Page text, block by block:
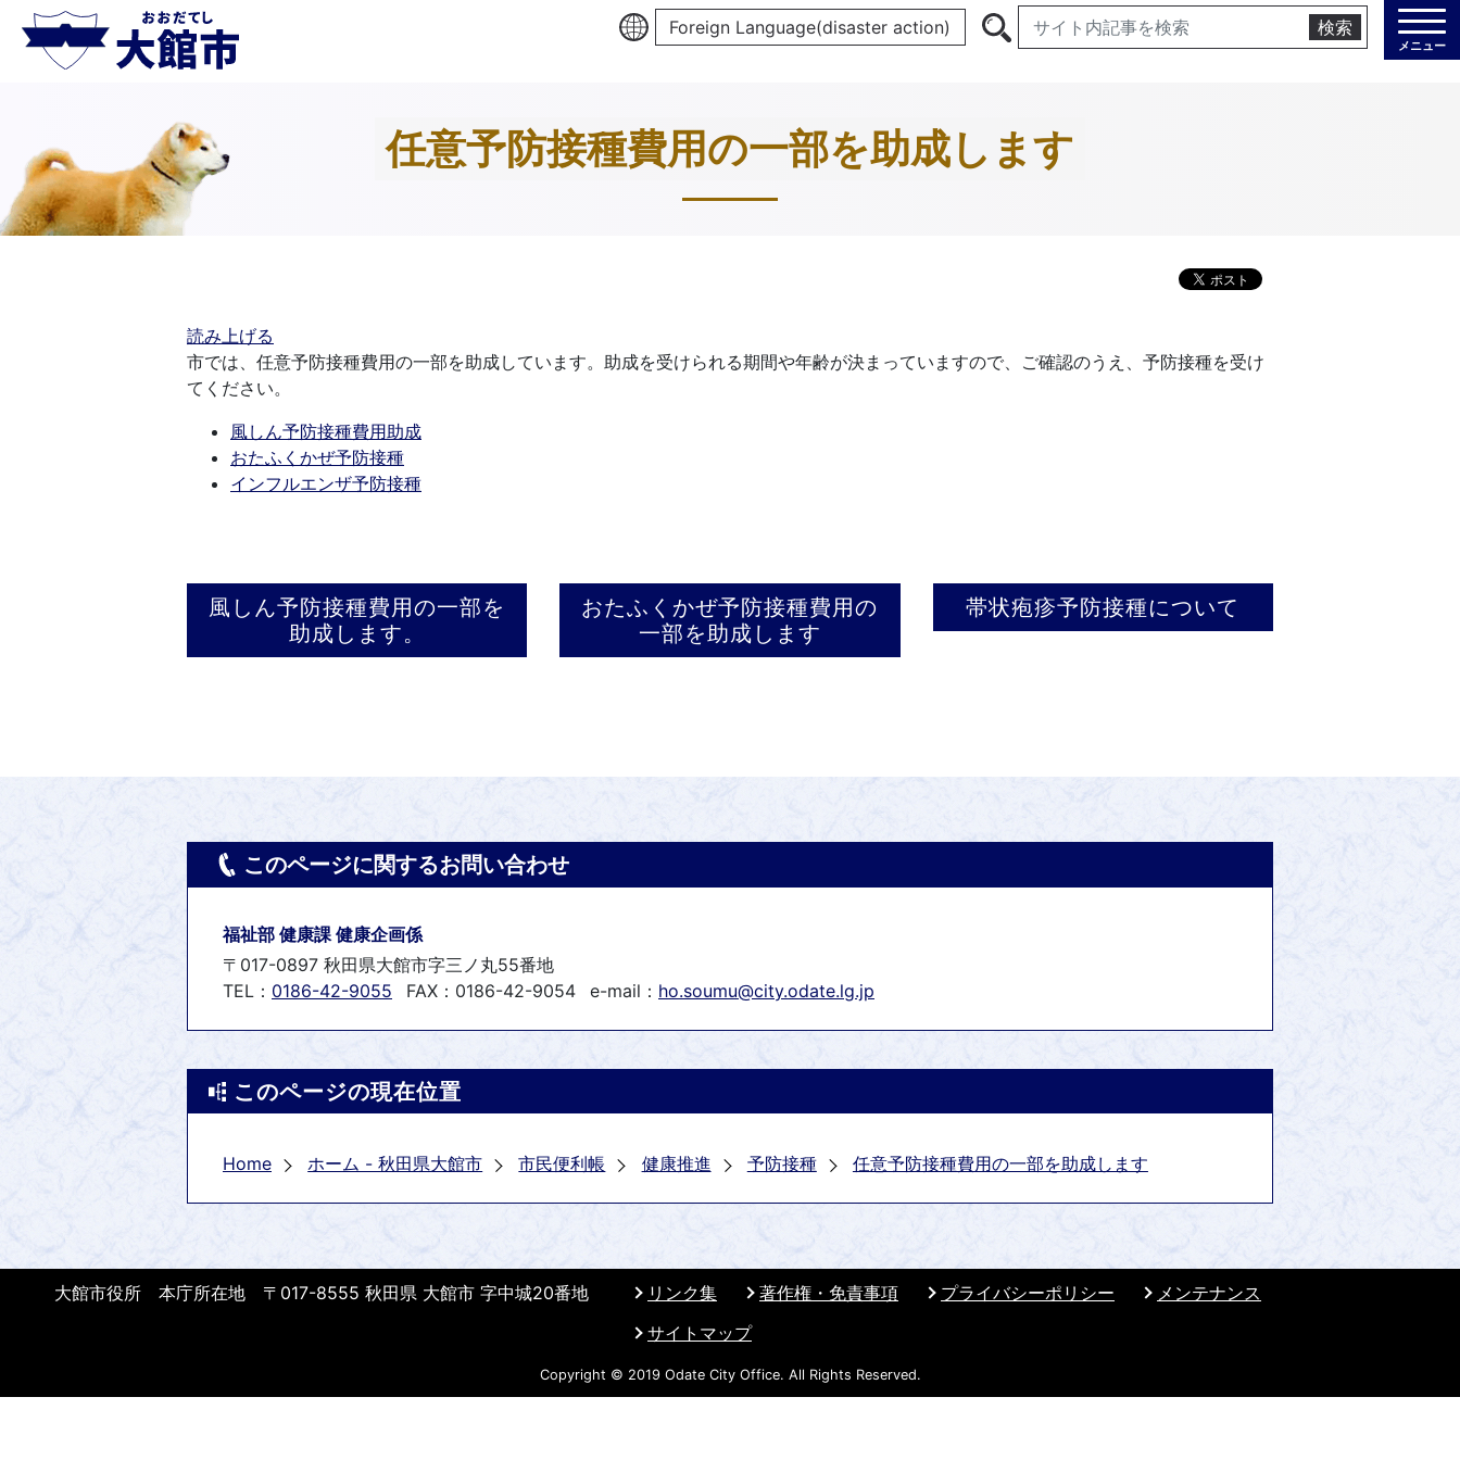
Foreign Language(disaster action) 検索
メニュー
任意予防接種費用の一部を助成します
読み上げる
市では、任意予防接種費用の一部を助成しています。助成を受けられる期間や年齢が決まっていますので、ご確認のうえ、予防接種を受け
てください。
風しん予防接種費用助成
おたふくかぜ予防接種
インフルエンザ予防接種
風しん予防接種費用の一部を
助成します。
おたふくかぜ予防接種費用の
一部を助成します
帯状疱疹予防接種について
このページに関するお問い合わせ
福祉部 健康課 健康企画係
〒017-0897 秋田県大館市字三ノ丸55番地
TEL： 0186-42-9055 FAX：0186-42-9054 e-mail： ho.soumu@city.odate.lg.jp
このページの現在位置
Home ホーム - 秋田県大館市 市民便利帳 健康推進 予防接種 任意予防接種費用の一部を助成します
リンク集 著作権・免責事項 プライバシーポリシー
メンテナンス
サイトマップ
大館市役所 本庁所在地 〒017-8555 秋田県 大館市 字中城20番地
Copyright © 2019 Odate City Office. All Rights Reserved.